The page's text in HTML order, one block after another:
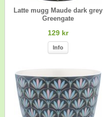
Latte mugg Maude dark grey
Greengate
129 kr
Info